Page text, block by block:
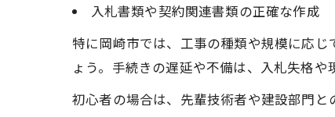
入札書類や契約関連書類の正確な作成
特に岡崎市では、工事の種類や規模に応
ょう。手続きの遅延や不備は、入札失格や
初心者の場合は、先輩技術者や建設部門